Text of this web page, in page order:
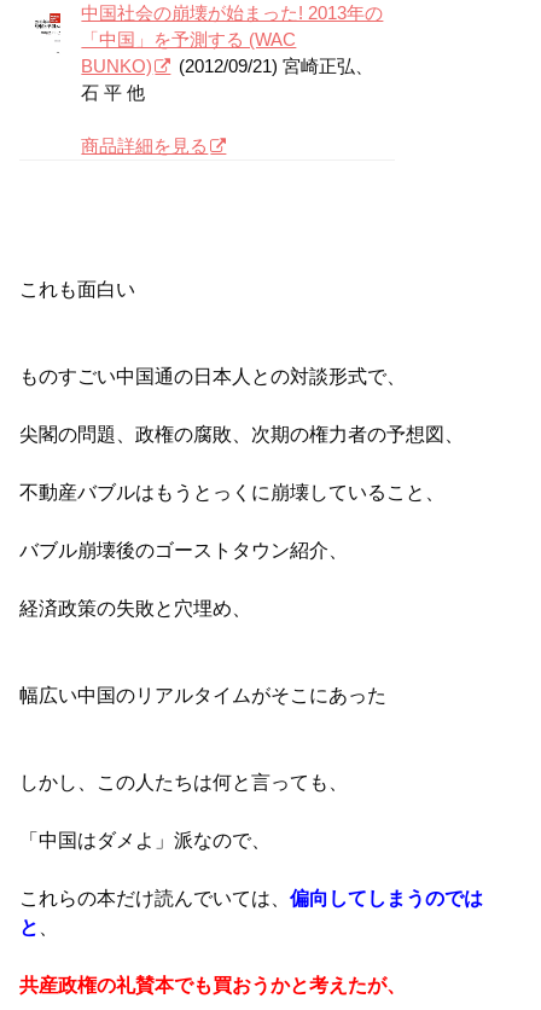
中国社会の崩壊が始まった! 2013年の
「中国」を予測する (WAC
BUNKO)
(2012/09/21) 宮崎正弘、
石 平 他
商品詳細を見る
これも面白い
ものすごい中国通の日本人との対談形式で、
尖閣の問題、政権の腐敗、次期の権力者の予想図、
不動産バブルはもうとっくに崩壊していること、
バブル崩壊後のゴーストタウン紹介、
経済政策の失敗と穴埋め、
幅広い中国のリアルタイムがそこにあった
しかし、この人たちは何と言っても、
「中国はダメよ」派なので、
これらの本だけ読んでいては、偏向してしまうのでは
と
共産政権の礼賛本でも買おうかと考えたが、